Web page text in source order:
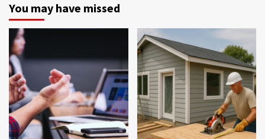
You may have missed